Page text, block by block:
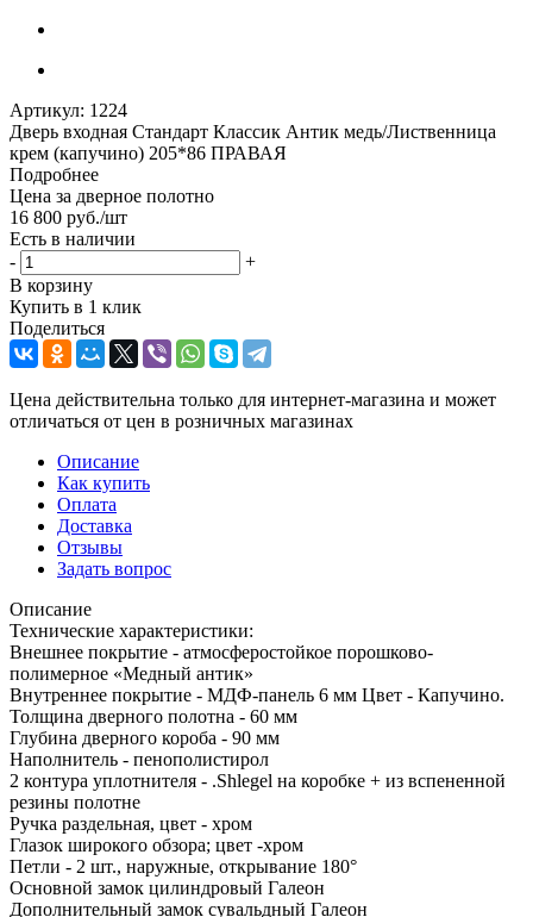
Артикул: 1224
Дверь входная Стандарт Классик Антик медь/Лиственница
крем (капучино) 205*86 ПРАВАЯ
Подробнее
Цена за дверное полотно
16 800 руб./шт
Есть в наличии
-
+
В корзину
Купить в 1 клик
Поделиться
Цена действительна только для интернет-магазина и может
отличаться от цен в розничных магазинах
Описание
Как купить
Оплата
Доставка
Отзывы
Задать вопрос
Описание
Технические характеристики:
Внешнее покрытие - атмосферостойкое порошково-
полимерное «Медный антик»
Внутреннее покрытие - МДФ-панель 6 мм Цвет - Капучино.
Толщина дверного полотна - 60 мм
Глубина дверного короба - 90 мм
Наполнитель - пенополистирол
2 контура уплотнителя - .Shlegel на коробке + из вспененной
резины полотне
Ручка раздельная, цвет - хром
Глазок широкого обзора; цвет -хром
Петли - 2 шт., наружные, открывание 180°
Основной замок цилиндровый Галеон
Дополнительный замок сувальдный Галеон